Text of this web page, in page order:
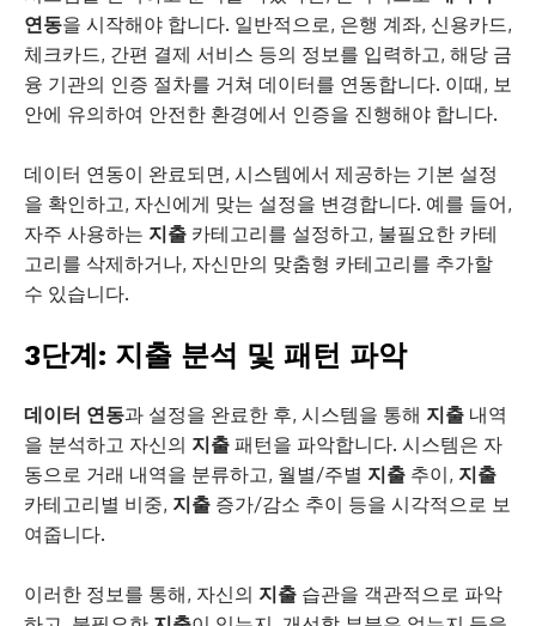
연동을 시작해야 합니다. 일반적으로, 은행 계좌, 신용카드,
체크카드, 간편 결제 서비스 등의 정보를 입력하고, 해당 금
융 기관의 인증 절차를 거쳐 데이터를 연동합니다. 이때, 보
안에 유의하여 안전한 환경에서 인증을 진행해야 합니다.
데이터 연동이 완료되면, 시스템에서 제공하는 기본 설정
을 확인하고, 자신에게 맞는 설정을 변경합니다. 예를 들어,
자주 사용하는 지출 카테고리를 설정하고, 불필요한 카테
고리를 삭제하거나, 자신만의 맞춤형 카테고리를 추가할
수 있습니다.
3단계: 지출 분석 및 패턴 파악
데이터 연동과 설정을 완료한 후, 시스템을 통해 지출 내역
을 분석하고 자신의 지출 패턴을 파악합니다. 시스템은 자
동으로 거래 내역을 분류하고, 월별/주별 지출 추이, 지출
카테고리별 비중, 지출 증가/감소 추이 등을 시각적으로 보
여줍니다.
이러한 정보를 통해, 자신의 지출 습관을 객관적으로 파악